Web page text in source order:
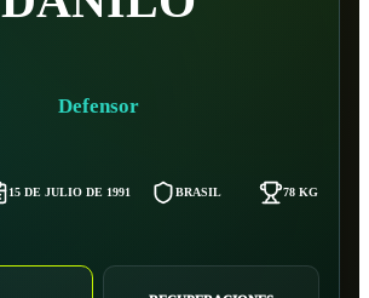
Defensor
15 DE JULIO DE 1991 BRASIL 78 KG